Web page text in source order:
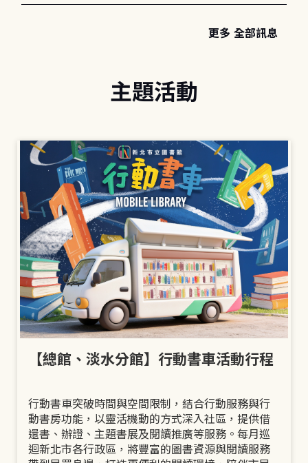
更多 全部訊息
主題活動
【總館、淡水分館】行動書車活動行程
行動書車突破時間與空間限制，結合行動服務與行
動書房功能，以靈活機動的方式深入社區，提供借
還書、辦證、主題書展及閱讀推廣等服務。每月巡
迴新北市各行政區，將豐富的圖書資源與閱讀服務